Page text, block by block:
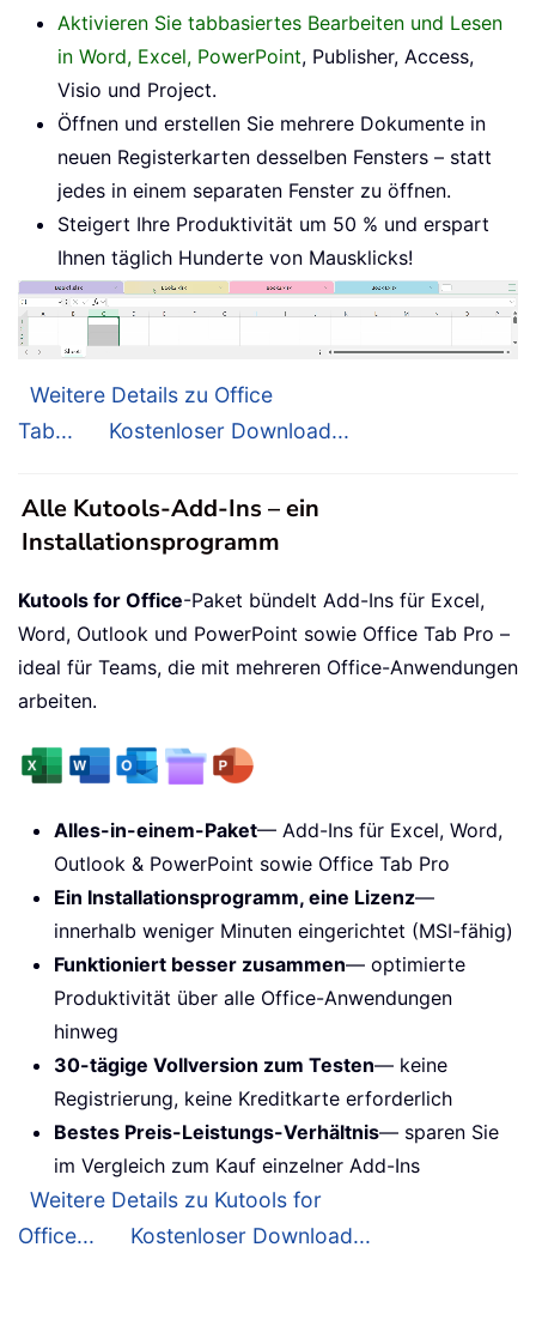
Aktivieren Sie tabbasiertes Bearbeiten und Lesen
in Word, Excel, PowerPoint, Publisher, Access,
Visio und Project.
Öffnen und erstellen Sie mehrere Dokumente in
neuen Registerkarten desselben Fensters – statt
jedes in einem separaten Fenster zu öffnen.
Steigert Ihre Produktivität um 50 % und erspart
Ihnen täglich Hunderte von Mausklicks!
Weitere Details zu Office
Tab...
Kostenloser Download...
Alle Kutools-Add-Ins – ein
Installationsprogramm
Kutools for Office-Paket bündelt Add-Ins für Excel,
Word, Outlook und PowerPoint sowie Office Tab Pro –
ideal für Teams, die mit mehreren Office-Anwendungen
arbeiten.
Alles-in-einem-Paket— Add-Ins für Excel, Word,
Outlook & PowerPoint sowie Office Tab Pro
Ein Installationsprogramm, eine Lizenz—
innerhalb weniger Minuten eingerichtet (MSI-fähig)
Funktioniert besser zusammen— optimierte
Produktivität über alle Office-Anwendungen
hinweg
30-tägige Vollversion zum Testen— keine
Registrierung, keine Kreditkarte erforderlich
Bestes Preis-Leistungs-Verhältnis— sparen Sie
im Vergleich zum Kauf einzelner Add-Ins
Weitere Details zu Kutools for
Office...
Kostenloser Download...